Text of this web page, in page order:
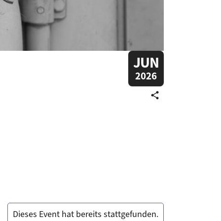
JUN
2026
share
Dieses Event hat bereits stattgefunden.